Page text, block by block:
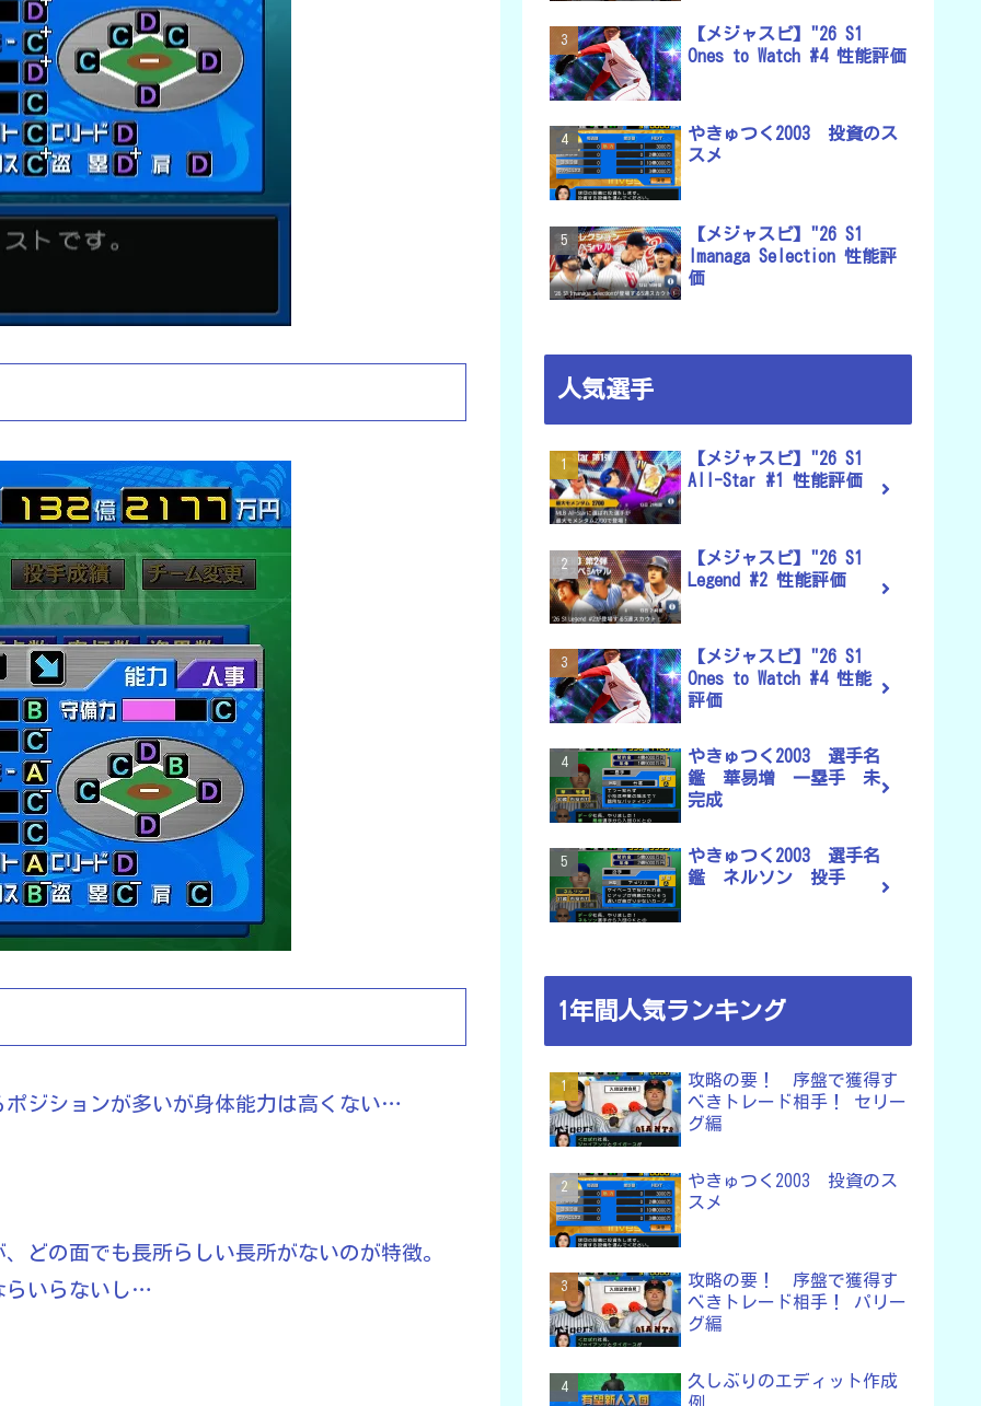
ジションが多いが身体能力は高くない…
どの面でも長所らしい長所がないのが特徴。
らいらないし…
【メジャスピ】"26 S1
Ones to Watch #4 性能評価
やきゅつく2003 投資のス
スメ
【メジャスピ】"26 S1
Imanaga Selection 性能評
価
人気選手
【メジャスピ】"26 S1
All-Star #1 性能評価
【メジャスピ】"26 S1
Legend #2 性能評価
【メジャスピ】"26 S1
Ones to Watch #4 性能
評価
やきゅつく2003 選手名
鑑 華易増 一塁手 未
完成
やきゅつく2003 選手名
鑑 ネルソン 投手
1年間人気ランキング
攻略の要！ 序盤で獲得す
べきトレード相手！ セリー
グ編
やきゅつく2003 投資のス
スメ
攻略の要！ 序盤で獲得す
べきトレード相手！ パリー
グ編
久しぶりのエディット作成
例